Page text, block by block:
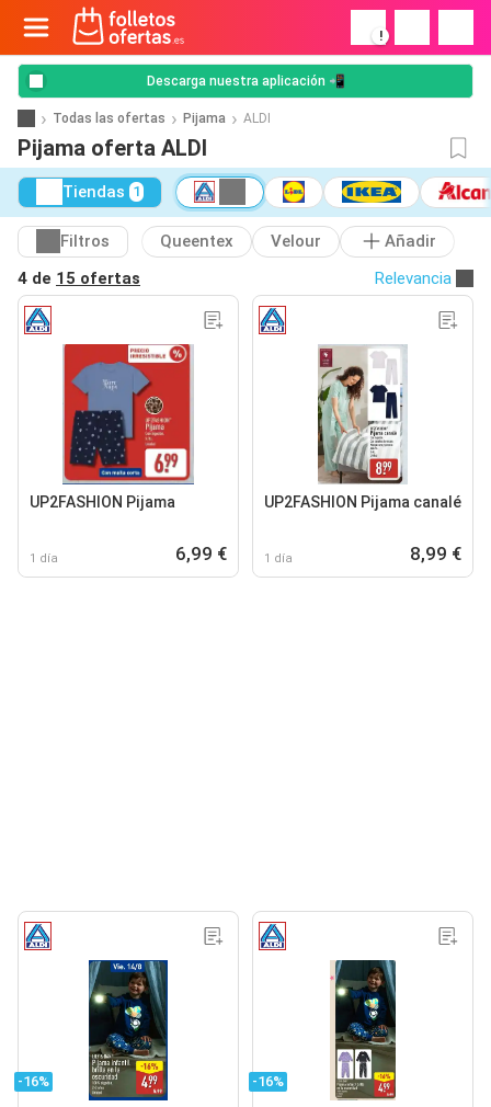
!
Descarga nuestra aplicación 📲
Todas las ofertas Pijama ALDI
Pijama oferta ALDI
Tiendas 1
Filtros Queentex Velour
Añadir
4 de 15 ofertas Relevancia
UP2FASHION Pijama
1 día 6,99 €
UP2FASHION Pijama canalé
1 día 8,99 €
-16% -16%